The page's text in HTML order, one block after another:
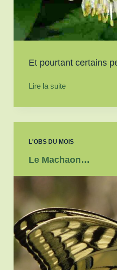
Et pourtant certains
Lire la suite
L'OBS DU MOIS
Le Machaon…